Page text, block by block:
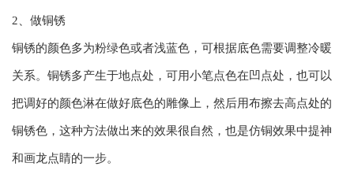
2、做铜锈
铜锈的颜色多为粉绿色或者浅蓝色，可根据底色需要调整冷暖
关系。铜锈多产生于地点处，可用小笔点色在凹点处，也可以
把调好的颜色淋在做好底色的雕像上，然后用布擦去高点处的
铜锈色，这种方法做出来的效果很自然，也是仿铜效果中提神
和画龙点睛的一步。